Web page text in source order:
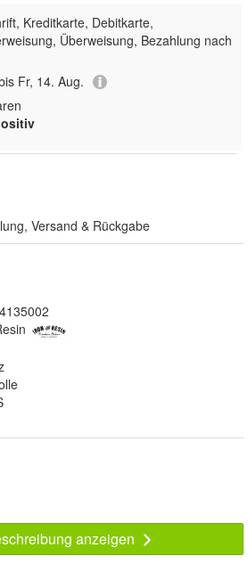
Kreditkarte, Debitkarte,
Überweisung, Bezahlung nach
Fr, 14. Aug.
Versand & Rückgabe
S
anzeigen